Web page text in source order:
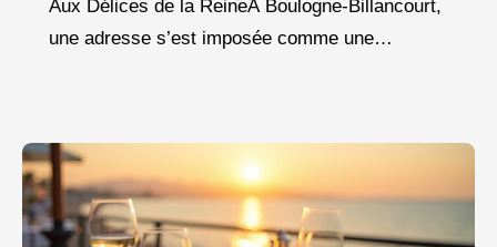
Aux Délices de la ReineÀ Boulogne-Billancourt,
une adresse s’est imposée comme une